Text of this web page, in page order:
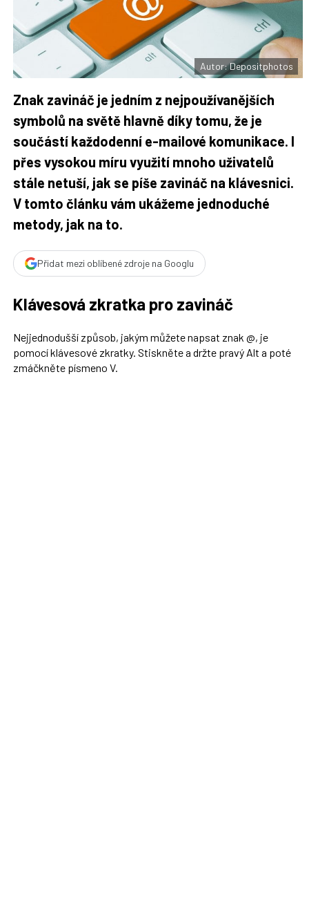
c
e
b
o
o
k
s
X
Autor: Depositphotos
Znak zavináč je jedním z nejpoužívanějších
symbolů na světě hlavně díky tomu, že je
součástí každodenní e-mailové komunikace. I
přes vysokou míru využití mnoho uživatelů
stále netuší, jak se píše zavináč na klávesnici.
V tomto článku vám ukážeme jednoduché
metody, jak na to.
Přidat mezi oblíbené zdroje na Googlu
Klávesová zkratka pro zavináč
Nejjednodušší způsob, jakým můžete napsat znak @, je
pomocí klávesové zkratky. Stiskněte a držte pravý Alt a poté
zmáčkněte písmeno V.